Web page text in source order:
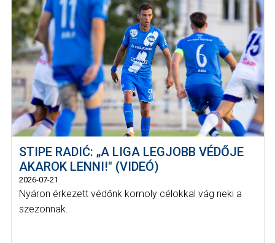
STIPE RADIĆ: „A LIGA LEGJOBB VÉDŐJE
AKAROK LENNI!" (VIDEÓ)
2026-07-21
Nyáron érkezett védőnk komoly célokkal vág neki a
szezonnak.